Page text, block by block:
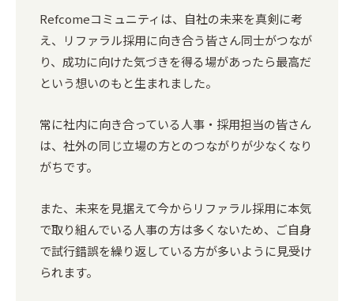
Refcomeコミュニティは、自社の未来を真剣に考
え、リファラル採用に向き合う皆さん同士がつなが
り、成功に向けた気づきを得る場があったら最高だ
という想いのもと生まれました。
常に社内に向き合っている人事・採用担当の皆さん
は、社外の同じ立場の方とのつながりが少なくなり
がちです。
また、未来を見据えて今からリファラル採用に本気
で取り組んでいる人事の方は多くないため、ご自身
で試行錯誤を繰り返している方が多いように見受け
られます。